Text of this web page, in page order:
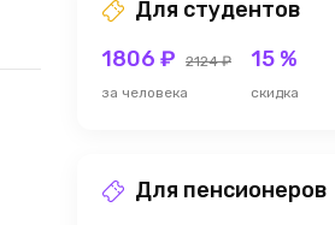
Для студентов
1806 ₽
2124 ₽
за человека
15 %
скидка
Для пенсионеров